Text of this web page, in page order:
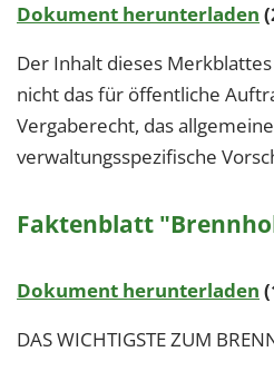
Dokument herunterladen
Der Inhalt dieses
nicht das für öffentliche
Vergaberecht, das
verwaltungsspezifische
Faktenblatt
Dokument herunterladen
DAS WICHTIGSTE ZUM